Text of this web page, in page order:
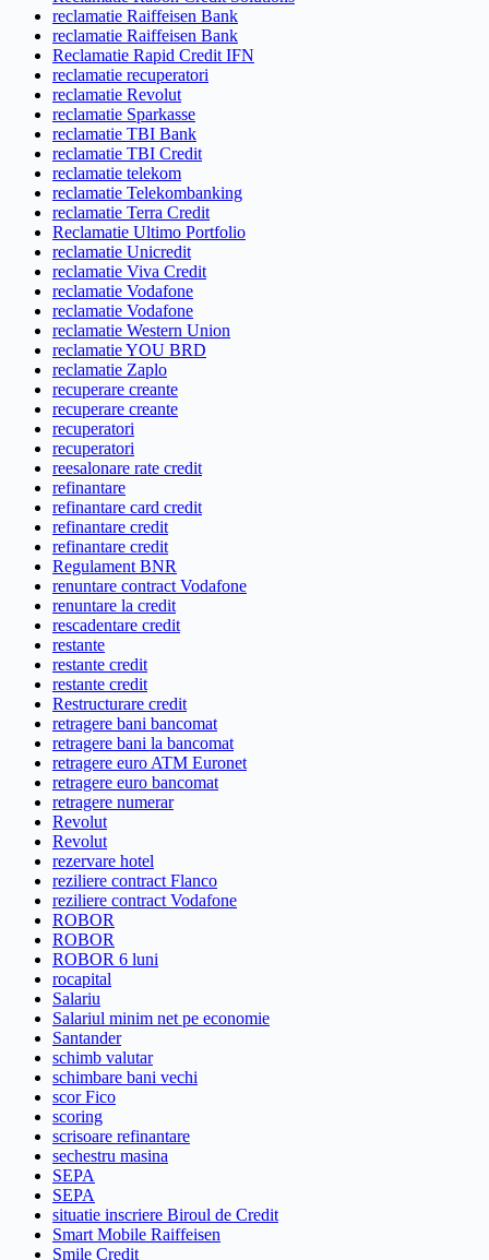
reclamatie Raiffeisen Bank
reclamatie Raiffeisen Bank
Reclamatie Rapid Credit IFN
reclamatie recuperatori
reclamatie Revolut
reclamatie Sparkasse
reclamatie TBI Bank
reclamatie TBI Credit
reclamatie telekom
reclamatie Telekombanking
reclamatie Terra Credit
Reclamatie Ultimo Portfolio
reclamatie Unicredit
reclamatie Viva Credit
reclamatie Vodafone
reclamatie Vodafone
reclamatie Western Union
reclamatie YOU BRD
reclamatie Zaplo
recuperare creante
recuperare creante
recuperatori
recuperatori
reesalonare rate credit
refinantare
refinantare card credit
refinantare credit
refinantare credit
Regulament BNR
renuntare contract Vodafone
renuntare la credit
rescadentare credit
restante
restante credit
restante credit
Restructurare credit
retragere bani bancomat
retragere bani la bancomat
retragere euro ATM Euronet
retragere euro bancomat
retragere numerar
Revolut
Revolut
rezervare hotel
reziliere contract Flanco
reziliere contract Vodafone
ROBOR
ROBOR
ROBOR 6 luni
rocapital
Salariu
Salariul minim net pe economie
Santander
schimb valutar
schimbare bani vechi
scor Fico
scoring
scrisoare refinantare
sechestru masina
SEPA
SEPA
situatie inscriere Biroul de Credit
Smart Mobile Raiffeisen
Smile Credit